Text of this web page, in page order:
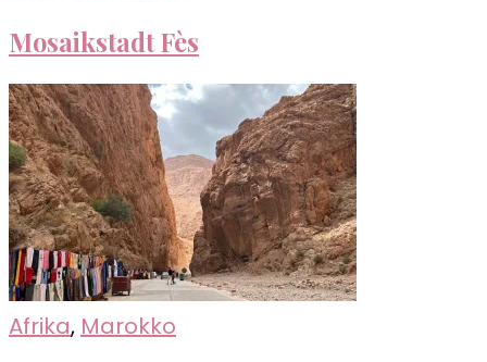
Mosaikstadt Fès
Afrika, Marokko